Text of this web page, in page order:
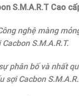
S.M.A.R.T Cao
nghệ màng
S.M.A.R.T.
phân bố và nhất
sợi Cacbon